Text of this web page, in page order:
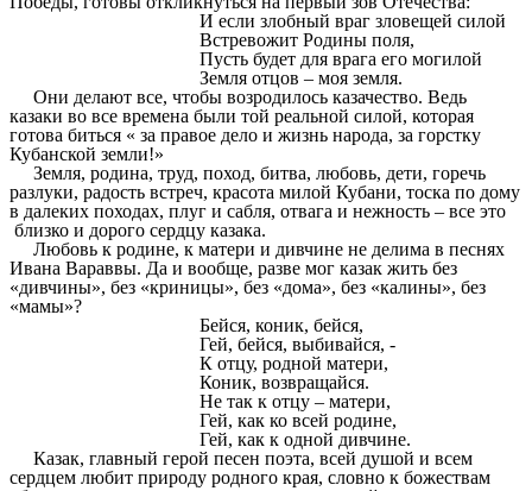
И если злобный враг зловещей силой
Встревожит Родины поля,
Пусть будет для врага его могилой
Земля отцов – моя земля.
Они делают все, чтобы возродилось казачество. Ведь
казаки во все времена были той реальной силой, которая
готова биться « за правое дело и жизнь народа, за горстку
Кубанской земли!»
Земля, родина, труд, поход, битва, любовь, дети, горечь
разлуки, радость встреч, красота милой Кубани, тоска по дому
в далеких походах, плуг и сабля, отвага и нежность – все это
близко и дорого сердцу казака.
Любовь к родине, к матери и дивчине не делима в песнях
Ивана Вараввы. Да и вообще, разве мог казак жить без
«дивчины», без «криницы», без «дома», без «калины», без
«мамы»?
Бейся, коник, бейся,
Гей, бейся, выбивайся, -
К отцу, родной матери,
Коник, возвращайся.
Не так к отцу – матери,
Гей, как ко всей родине,
Гей, как к одной дивчине.
Казак, главный герой песен поэта, всей душой и всем
сердцем любит природу родного края, словно к божествам